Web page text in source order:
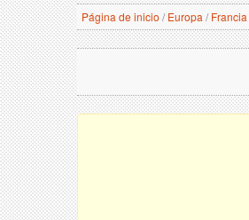
Página de inicio / Europa / Francia